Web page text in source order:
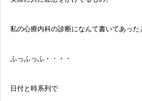
私の心療内科の診断になんて書いてあった
ふっふっふ・・・・
日付と時系列で